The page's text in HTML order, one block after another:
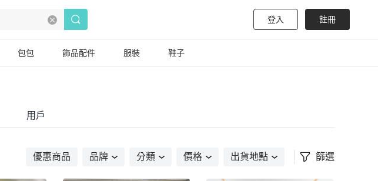
登入 註冊
包包 飾品配件 服裝 鞋子
用戶
優惠商品 品牌 分類 價格 出貨地點 篩選